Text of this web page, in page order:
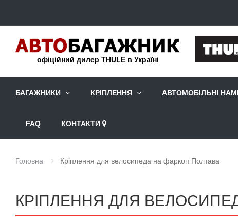
офіційний дилер THULE в Україні
БАГАЖНИКИ КРІПЛЕННЯ АВТОМОБІЛЬНІ
FAQ КОНТАКТИ
Головна Кріплення для велосипеда на фаркоп Полтава
КРІПЛЕННЯ ДЛЯ